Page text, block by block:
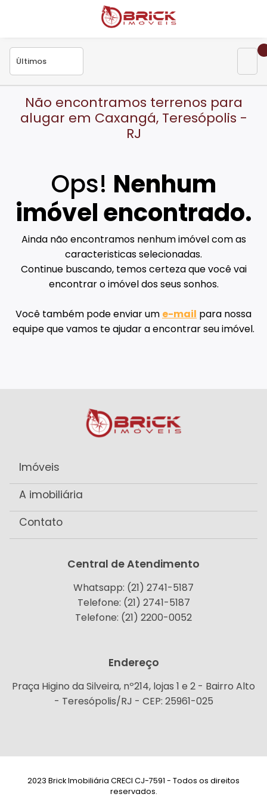
Não encontramos terrenos para
alugar em Caxangá, Teresópolis -
RJ
Ops! Nenhum
imóvel encontrado.
Ainda não encontramos nenhum imóvel com as
caracteristicas selecionadas.
Continue buscando, temos certeza que você vai
encontrar o imóvel dos seus sonhos.
Você também pode enviar um e-mail para nossa
equipe que vamos te ajudar a encontrar seu imóvel.
Imóveis
A imobiliária
Contato
Central de Atendimento
Whatsapp: (21) 2741-5187
Telefone: (21) 2741-5187
Telefone: (21) 2200-0052
Endereço
Praça Higino da Silveira, nº214, lojas 1 e 2 - Bairro Alto
- Teresópolis/RJ - CEP: 25961-025
2023 Brick Imobiliária CRECI CJ-7591 - Todos os direitos
reservados.